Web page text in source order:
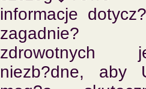
informacje
zagadnie?
zdrowotnych
niezb?dne, aby